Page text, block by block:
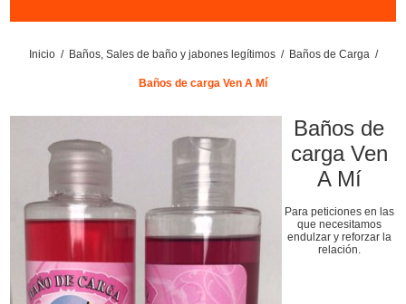
Inicio / Baños, Sales de baño y jabones legítimos / Baños de Carga /
Baños de carga Ven A Mí
Baños de
carga Ven
A Mí
Para peticiones en las
que necesitamos
endulzar y reforzar la
relación.